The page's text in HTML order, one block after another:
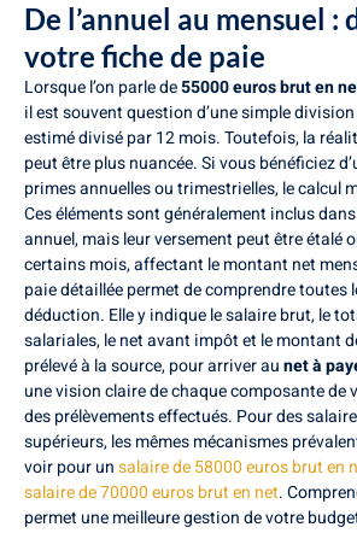
De l’annuel au mensuel :
votre fiche de paie
Lorsque l’on parle de55000 euros brut en
il est souvent question d’une simple
estimé divisé par 12 mois. Toutefois, la
peut être plus nuancée. Si vous bénéficiez
primes annuelles ou trimestrielles, le calcul
Ces éléments sont généralement inclus
annuel, mais leur versement peut être étalé
certains mois, affectant le montant net
paie détaillée permet de comprendre toutes
déduction. Elle y indique le salaire brut, le
salariales, le net avant impôt et le montant
prélevé à la source, pour arriver aunet à
une vision claire de chaque composante de
des prélèvements effectués. Pour des
supérieurs, les mêmes mécanismes
voir pour unsalaire de 58000 euros brut en
salaire de 70000 euros brut en net.
permet une meilleure gestion de votre